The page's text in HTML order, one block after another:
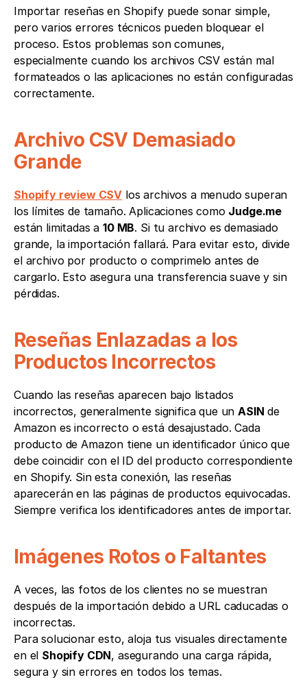
Importar reseñas en Shopify puede sonar simple,
pero varios errores técnicos pueden bloquear el
proceso. Estos problemas son comunes,
especialmente cuando los archivos CSV están mal
formateados o las aplicaciones no están configuradas
correctamente.
Archivo CSV Demasiado
Grande
Shopify review CSV los archivos a menudo superan
los límites de tamaño. Aplicaciones como Judge.me
están limitadas a 10 MB. Si tu archivo es demasiado
grande, la importación fallará. Para evitar esto, divide
el archivo por producto o comprimelo antes de
cargarlo. Esto asegura una transferencia suave y sin
pérdidas.
Reseñas Enlazadas a los
Productos Incorrectos
Cuando las reseñas aparecen bajo listados
incorrectos, generalmente significa que un ASIN de
Amazon es incorrecto o está desajustado. Cada
producto de Amazon tiene un identificador único que
debe coincidir con el ID del producto correspondiente
en Shopify. Sin esta conexión, las reseñas
aparecerán en las páginas de productos equivocadas.
Siempre verifica los identificadores antes de importar.
Imágenes Rotos o Faltantes
A veces, las fotos de los clientes no se muestran
después de la importación debido a URL caducadas o
incorrectas.
Para solucionar esto, aloja tus visuales directamente
en el Shopify CDN, asegurando una carga rápida,
segura y sin errores en todos los temas.